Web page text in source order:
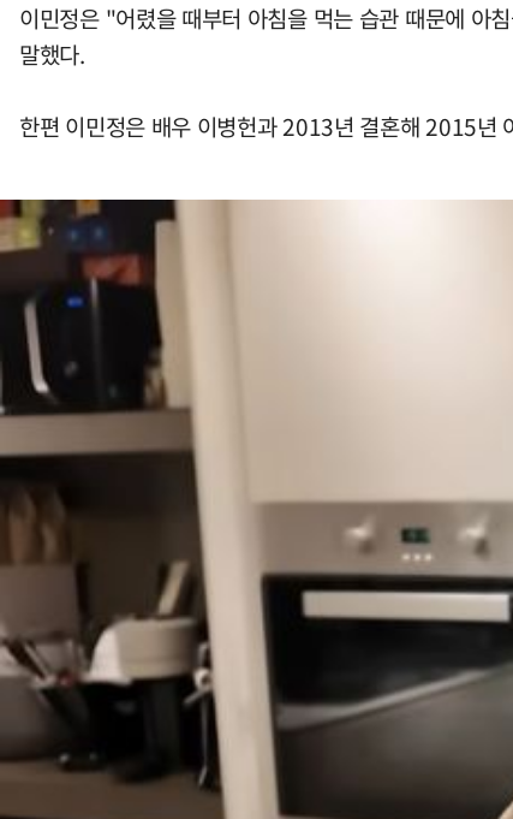
이민정은 "어렸을 때부터 아침을 먹는 습관 때문에 아
말했다.
한편 이민정은 배우 이병헌과 2013년 결혼해 2015년